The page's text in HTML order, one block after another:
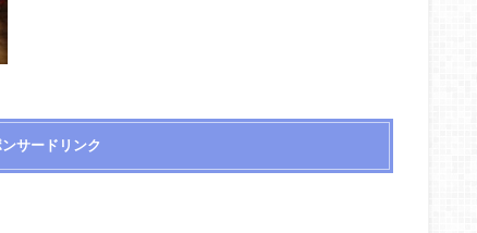
サードリンク